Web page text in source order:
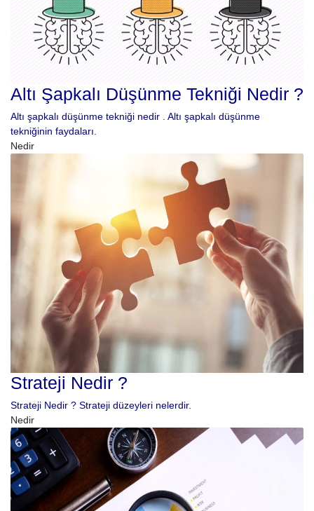
Altı Şapkalı Düşünme Tekniği Nedir ?
Altı şapkalı düşünme tekniği nedir . Altı şapkalı düşünme
tekniğinin faydaları.
Nedir
Strateji Nedir ?
Strateji Nedir ? Strateji düzeyleri nelerdir.
Nedir